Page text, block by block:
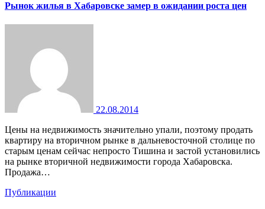
Рынок жилья в Хабаровске замер в ожидании роста цен
22.08.2014
Цены на недвижимость значительно упали, поэтому продать
квартиру на вторичном рынке в дальневосточной столице по
старым ценам сейчас непросто Тишина и застой установились
на рынке вторичной недвижимости города Хабаровска.
Продажа…
Публикации